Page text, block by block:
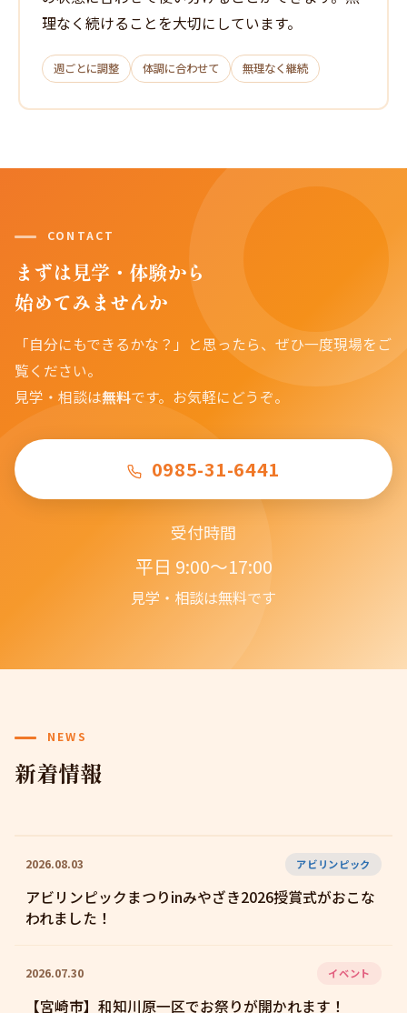
理なく続けることを大切にしています。
週ごとに調整 体調に合わせて 無理なく継続
CONTACT
まずは見学・体験から
始めてみませんか
「自分にもできるかな？」と思ったら、ぜひ一度現場をご
覧ください。
見学・相談は無料です。お気軽にどうぞ。
0985-31-6441
受付時間
平日 9:00〜17:00
見学・相談は無料です
NEWS
新着情報
2026.08.03 アビリンピック
アビリンピックまつりinみやざき2026授賞式がおこな
われました！
2026.07.30 イベント
【宮崎市】和知川原一区でお祭りが開かれます！